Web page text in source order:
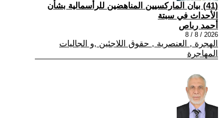
(41) بيان الماركسيين المناهضين للرأسمالية بشأن
الأحداث في سبتة
أحمد رباص
2026 / 8 / 8
الهجرة , العنصرية , حقوق اللاجئين ,و الجاليات
المهاجرة